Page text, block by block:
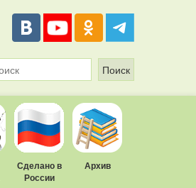
Сделано в
России
Архив